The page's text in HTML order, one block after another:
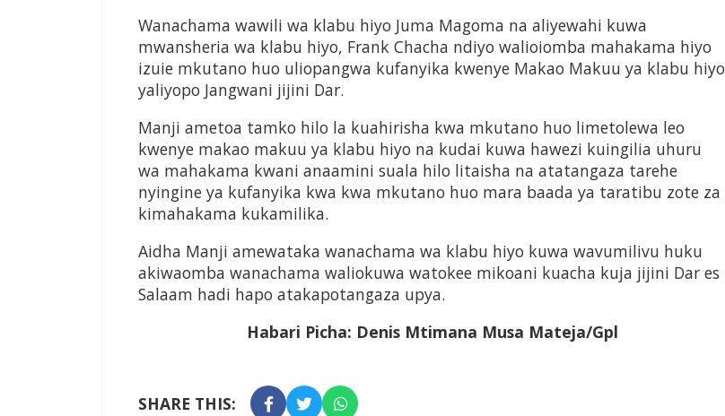
Wanachama wawili wa klabu hiyo Juma Magoma na aliyewahi kuwa
mwansheria wa klabu hiyo, Frank Chacha ndiyo walioiomba mahakama hiyo
izuie mkutano huo uliopangwa kufanyika kwenye Makao Makuu ya klabu hiyo
yaliyopo Jangwani jijini Dar.
Manji ametoa tamko hilo la kuahirisha kwa mkutano huo limetolewa leo
kwenye makao makuu ya klabu hiyo na kudai kuwa hawezi kuingilia uhuru
wa mahakama kwani anaamini suala hilo litaisha na atatangaza tarehe
nyingine ya kufanyika kwa kwa mkutano huo mara baada ya taratibu zote za
kimahakama kukamilika.
Aidha Manji amewataka wanachama wa klabu hiyo kuwa wavumilivu huku
akiwaomba wanachama waliokuwa watokee mikoani kuacha kuja jijini Dar es
Salaam hadi hapo atakapotangaza upya.
Habari Picha: Denis Mtimana Musa Mateja/Gpl
SHARE THIS: